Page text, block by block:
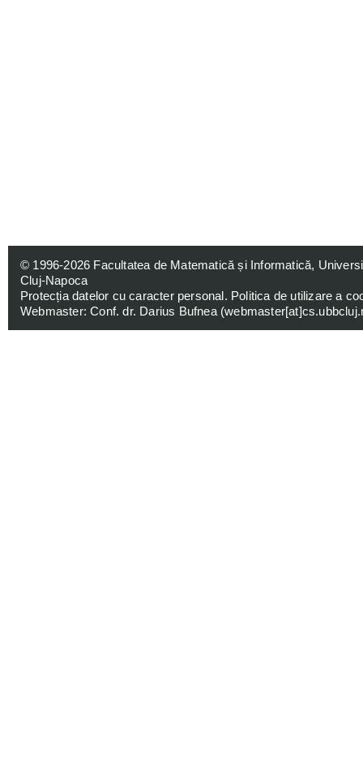
© 1996-2026 Facultatea de Matematică și Informatică,
Cluj-Napoca
Protecția datelor cu caracter personal. Politica de utilizare a
Webmaster: Conf. dr. Darius Bufnea (